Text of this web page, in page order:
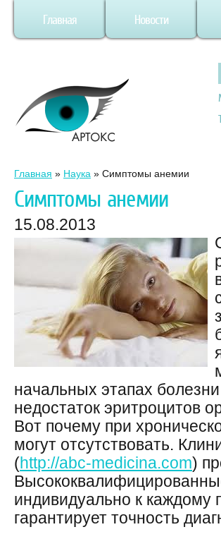
Главная Новости
Главная » Наука » Симптомы анемии
Симптомы анемии
15.08.2013
начальных этапах
недостаток эритроцитов
Вот почему при
могут отсутствовать.
(http://abc-medicina.com)
индивидуально к каждому
гарантирует точность